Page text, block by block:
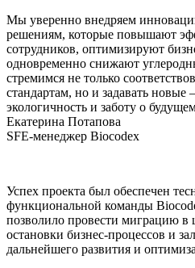
Мы уверенно внедряем
решениям, которые повышают
сотрудников, оптимизируют
одновременно снижают
стремимся не только
стандартам, но и задавать новые
экологичность и заботу о
Екатерина Потапова
SFE-менеджер Biocodex
Успех проекта был обеспечен
функциональной команды
позволило провести миграцию в
остановки бизнес-процессов и
дальнейшего развития и